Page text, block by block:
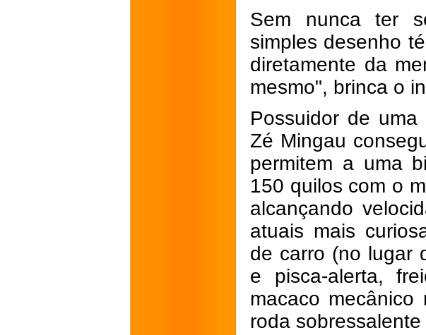
Sem nunca ter
simples desenho
diretamente da
mesmo", brinca o
Possuidor de uma
Zé Mingau
permitem a uma
150 quilos com o
alcançando
atuais mais
de carro (no lugar
e pisca-alerta,
macaco
roda